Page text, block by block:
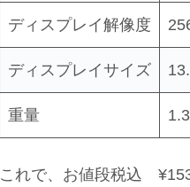
ディスプレイ解像度
ディスプレイサイズ
重量
これで、お値段税込